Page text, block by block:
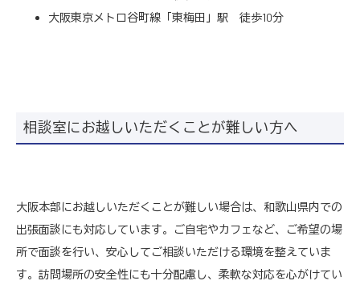
大阪東京メトロ谷町線「東梅田」駅 徒歩10分
相談室にお越しいただくことが難しい方へ
大阪本部にお越しいただくことが難しい場合は、和歌山県内での
出張面談にも対応しています。ご自宅やカフェなど、ご希望の場
所で面談を行い、安心してご相談いただける環境を整えていま
す。訪問場所の安全性にも十分配慮し、柔軟な対応を心がけてい